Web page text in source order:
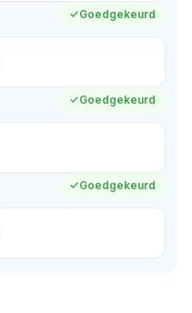
Goedgekeurd
Goedgekeurd
Goedgekeurd